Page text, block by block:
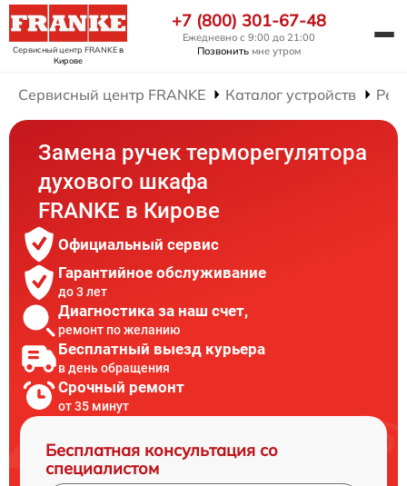
Сервисный центр FRANKEв
Кирове
+7 (800) 301-67-48
Ежедневно с 9:00 до 21:00
Позвонить мне утром
Сервисный центр FRANKE Каталог устройств
Замена ручек терморегулятора
духового шкафа
FRANKE в Кирове
Официальный сервис
Гарантийное обслуживание
до 3 лет
Диагностика за наш счет,
ремонт по желанию
Бесплатный выезд курьера
в день обращения
Срочный ремонт
от 35 минут
Бесплатная консультация со
специалистом